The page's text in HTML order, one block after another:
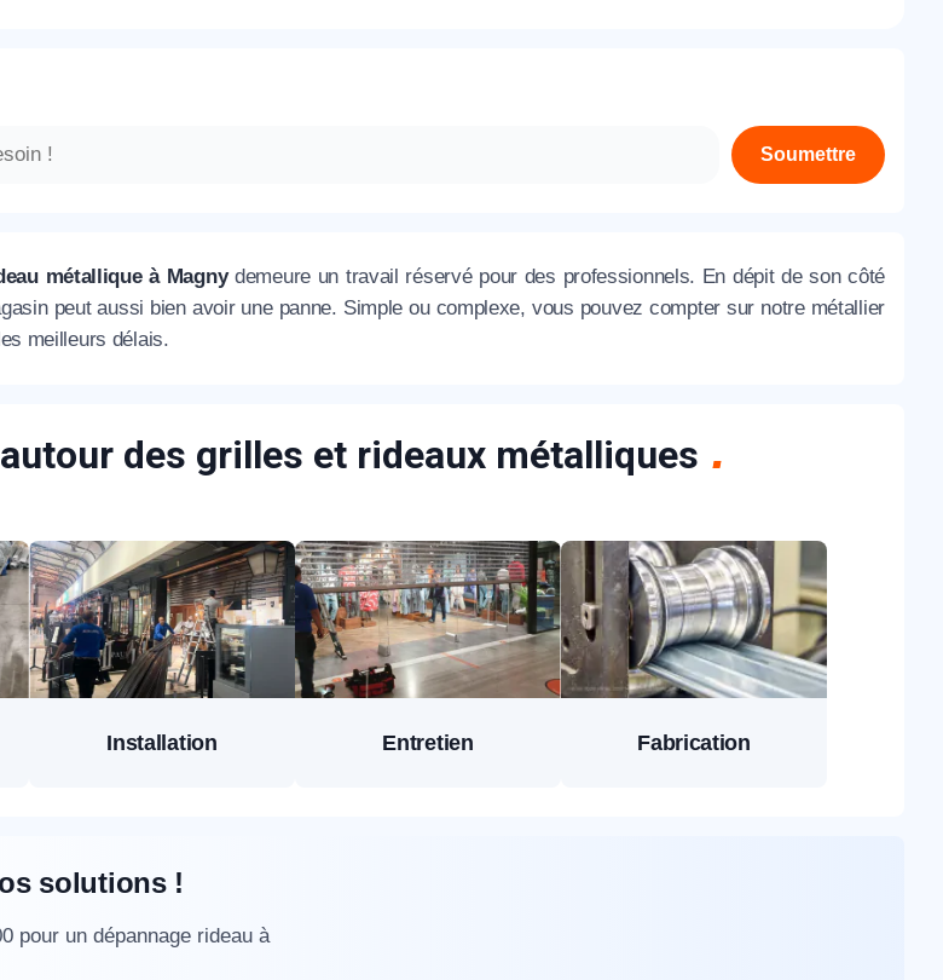
Soumettre
métallique à Magnydemeure un travail réservé pour des professionnels. En dépit de son côté
peut aussi bien avoir une panne. Simple ou complexe, vous pouvez compter sur notre métallier
meilleurs délais.
des grilles et rideaux métalliques
Installation Entretien Fabrication
solutions !
pour un dépannage rideau à